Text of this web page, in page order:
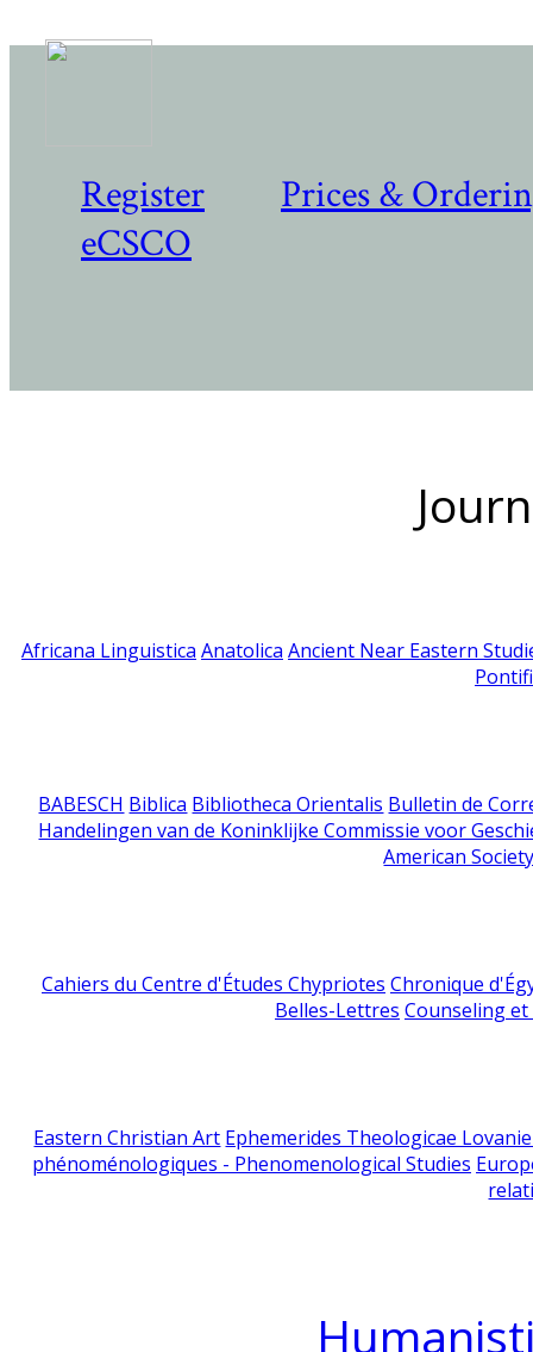
Register
Prices &
eCSCO
Africana Linguistica Anatolica Ancient Near Eastern
BABESCH Biblica Bibliotheca Orientalis Bulletin de
Handelingen van de Koninklijke Commissie voor
American
Cahiers du Centre d'Études Chypriotes Chronique
Belles-Lettres Counseling
Eastern Christian Art Ephemerides Theologicae
phénoménologiques - Phenomenological Studies